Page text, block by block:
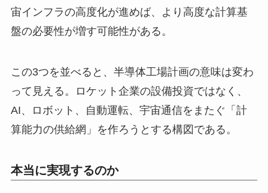
宙インフラの高度化が進めば、より高度な計算基
盤の必要性が増す可能性がある。
この3つを並べると、半導体工場計画の意味は変わ
って見える。ロケット企業の設備投資ではなく、
AI、ロボット、自動運転、宇宙通信をまたぐ「計
算能力の供給網」を作ろうとする構図である。
本当に実現するのか